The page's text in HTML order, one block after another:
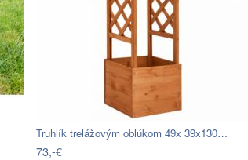
Truhlík trelážovým oblúkom 49x 39x130…
73,-€